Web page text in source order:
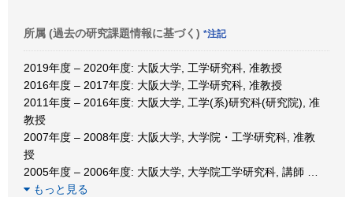
所属 (過去の研究課題情報に基づく) *注記
2019年度 – 2020年度: 大阪大学, 工学研究科, 准教授
2016年度 – 2017年度: 大阪大学, 工学研究科, 准教授
2011年度 – 2016年度: 大阪大学, 工学(系)研究科(研究院), 准
教授
2007年度 – 2008年度: 大阪大学, 大学院・工学研究科, 准教
授
2005年度 – 2006年度: 大阪大学, 大学院工学研究科, 講師
もっと見る